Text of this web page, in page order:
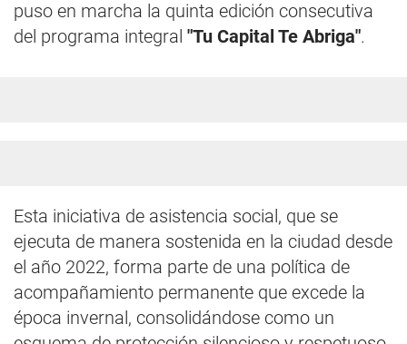
puso en marcha la quinta edición consecutiva
del programa integral "Tu Capital Te Abriga".
Esta iniciativa de asistencia social, que se
ejecuta de manera sostenida en la ciudad desde
el año 2022, forma parte de una política de
acompañamiento permanente que excede la
época invernal, consolidándose como un